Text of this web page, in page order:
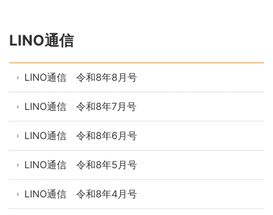
LINO通信
LINO通信 令和8年8月号
LINO通信 令和8年7月号
LINO通信 令和8年6月号
LINO通信 令和8年5月号
LINO通信 令和8年4月号